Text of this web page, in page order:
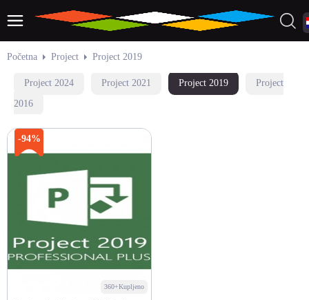
Početna Project Project 2019
Project 2024 Project 2021 Project 2019
Project
2016
-94%
360+Kupljeno